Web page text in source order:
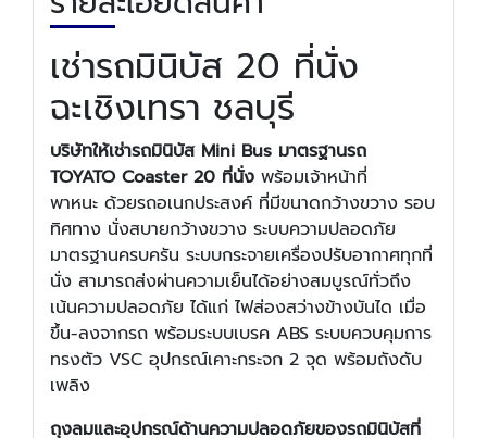
เช่ารถมินิบัส 20 ที่นั่ง
ฉะเชิงเทรา ชลบุรี
บริษัทให้เช่ารถมินิบัส Mini Bus มาตรฐานรถ
TOYATO Coaster 20 ที่นั่ง พร้อมเจ้าหน้าที่
พาหนะ ด้วยรถอเนกประสงค์ ที่มีขนาดกว้างขวาง รอบ
ทิศทาง นั่งสบายกว้างขวาง ระบบความปลอดภัย
มาตรฐานครบครัน ระบบกระจายเครื่องปรับอากาศทุกที่
นั่ง สามารถส่งผ่านความเย็นได้อย่างสมบูรณ์ทั่วถึง
เน้นความปลอดภัย ได้แก่ ไฟส่องสว่างข้างบันได เมื่อ
ขึ้น-ลงจากรถ พร้อมระบบเบรค ABS ระบบควบคุมการ
ทรงตัว VSC อุปกรณ์เคาะกระจก 2 จุด พร้อมถังดับ
เพลิง
ถุงลมและอุปกรณ์ด้านความปลอดภัยของรถมินิบัสที่